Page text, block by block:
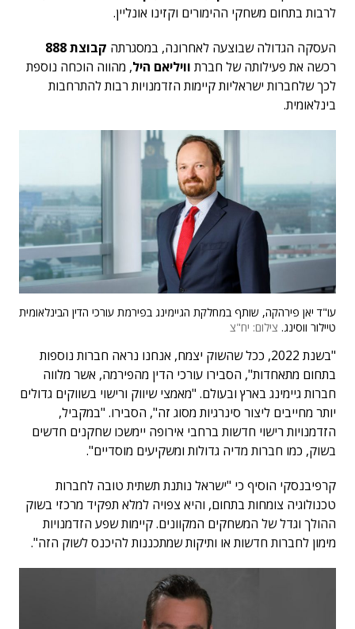
לרבות בתחום משחקי ההימורים וקזינו אונליין.
העסקה הגדולה שבוצעה לאחרונה, במסגרתה קבוצת 888
רכשה את פעילותה של חברת וויליאם היל, מהווה הוכחה נוספת
לכך שלחברות ישראליות קיימות הזדמנויות רבות להתרחבות
בינלאומית.
עו"ד יאן פירהקה, שותף במחלקת הגיימינג בפירמת עורכי הדין הבינלאומית
טיילור ווסינג. צילום: יח"צ
"בשנת 2022, ככל שהשוק יצמח, אנחנו נראה חברות נוספות
בתחום מתאחדות", הסבירו עורכי הדין מהפירמה, אשר מלווה
חברות גיימינג בארץ ובעולם. "מאמצי שיווק ורישוי בשווקים גדולים
יותר מחייבים ליצור סינרגיות מסוג זה", הסבירו. "במקביל,
הזדמנויות רישוי חדשות ברחבי אירופה יימשכו שחקנים חדשים
בשוק, כמו חברות מדיה גדולות ומשקיעים מוסדיים".
קרפיבנסקי הוסיף כי "ישראל נותנת תשתית טובה לחברות
טכנולוגיה צומחות בתחום, והיא צפויה למלא תפקיד מרכזי בשוק
ההולך וגדל של המשחקים המקוונים. קיימות שפע הזדמנויות
מימון לחברות חדשות או ותיקות שמתכננות להיכנס לשוק הזה".